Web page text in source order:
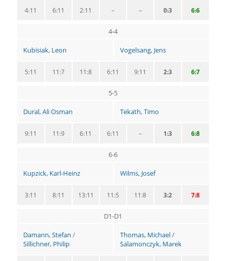
6:6
0:3
–
–
2:11
6:11
4:11
4-4
Kubisiak, Leon Vogelsang, Jens
6:7
2:3
9:11
6:11
11:8
11:7
5:11
5-5
Dural, Ali Osman Tekath, Timo
6:8
1:3
–
6:11
6:11
11:9
9:11
6-6
Kupzick, Karl-Heinz Wilms, Josef
7:8
3:2
11:8
11:5
13:11
8:11
3:11
D1-D1
Damann, Stefan /
Sillichner, Philip
Thomas, Michael/
Salamonczyk, Marek